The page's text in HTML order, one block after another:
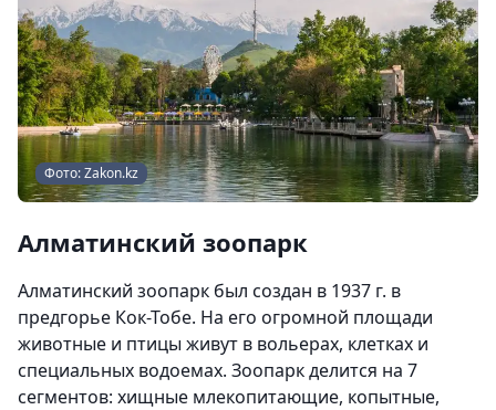
Фото: Zakon.kz
Алматинский зоопарк
Алматинский зоопарк был создан в 1937 г. в
предгорье Кок-Тобе. На его огромной площади
животные и птицы живут в вольерах, клетках и
специальных водоемах. Зоопарк делится на 7
сегментов: хищные млекопитающие, копытные,